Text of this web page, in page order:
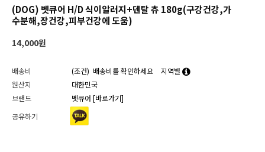
(DOG) 벳큐어 H/D 식이알러지+덴탈 츄 180g(구강건강,가
수분해,장건강,피부건강에 도움)
14,000원
배송비 (조건) 배송비를 확인하세요
지역별
원산지
대한민국
브랜드
벳큐어 [바로가기]
공유하기